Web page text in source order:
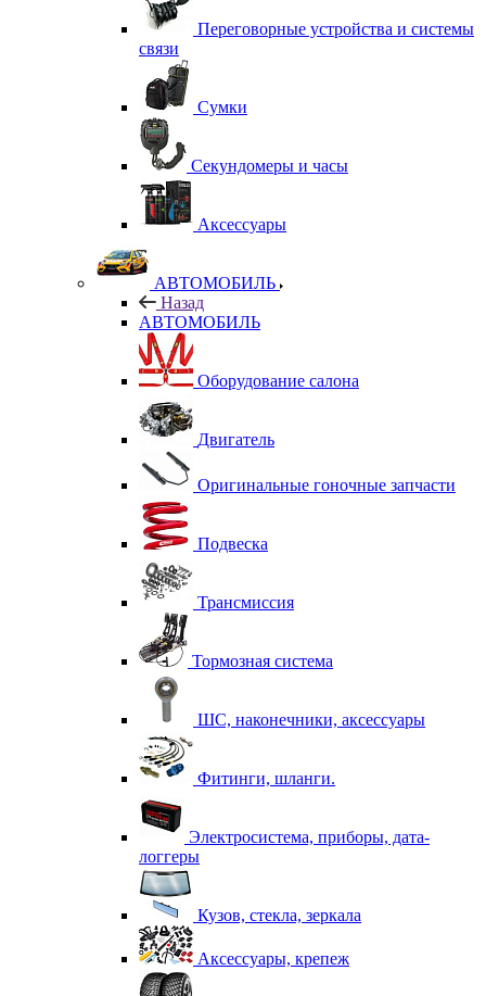
Переговорные устройства и системы
связи
Сумки
Секундомеры и часы
Аксессуары
АВТОМОБИЛЬ
Назад
АВТОМОБИЛЬ
Оборудование салона
Двигатель
Оригинальные гоночные запчасти
Подвеска
Трансмиссия
Тормозная система
ШС, наконечники, аксессуары
Фитинги, шланги.
Электросистема, приборы, дата-
логгеры
Кузов, стекла, зеркала
Аксессуары, крепеж